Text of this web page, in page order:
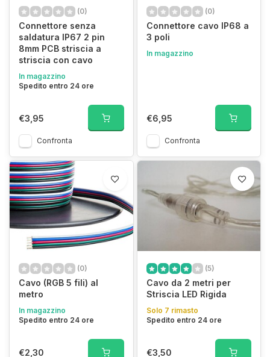
(0)
Connettore senza
saldatura IP67 2 pin
8mm PCB striscia a
striscia con cavo
In magazzino
Spedito entro 24 ore
€3,95
Confronta
(0)
Connettore cavo IP68 a
3 poli
In magazzino
€6,95
Confronta
(0)
Cavo (RGB 5 fili) al
metro
In magazzino
Spedito entro 24 ore
€2,30
(5)
Cavo da 2 metri per
Striscia LED Rigida
Solo 7 rimasto
Spedito entro 24 ore
€3,50